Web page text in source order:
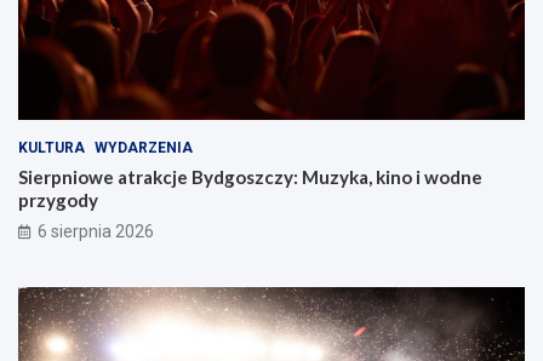
KULTURA WYDARZENIA
Sierpniowe atrakcje Bydgoszczy: Muzyka, kino i wodne
przygody
6 sierpnia 2026